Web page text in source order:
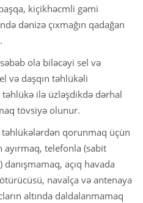
kiçikhəcmli gəmi
dənizə çıxmağın qadağan
ola biləcəyi sel və
və daşqın təhlükəli
ilə üzləşdikdə dərhal
tövsiyə olunur.
təhlükələrdən qorunmaq üçün
ayırmaq, telefonla (sabit
açıq havada
navalça və antenaya
altında daldalanmamaq